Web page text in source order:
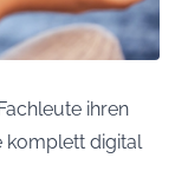
ihren
komplett digital